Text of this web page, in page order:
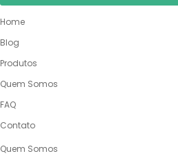
Home
Blog
Produtos
Quem Somos
FAQ
Contato
Quem Somos